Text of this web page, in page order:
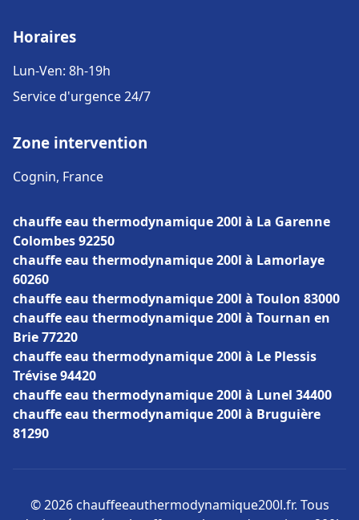
Horaires
Lun-Ven: 8h-19h
Service d'urgence 24/7
Zone intervention
Cognin, France
chauffe eau thermodynamique 200l à La Garenne
Colombes 92250
chauffe eau thermodynamique 200l à Lamorlaye
60260
chauffe eau thermodynamique 200l à Toulon 83000
chauffe eau thermodynamique 200l à Tournan en
Brie 77220
chauffe eau thermodynamique 200l à Le Plessis
Trévise 94420
chauffe eau thermodynamique 200l à Lunel 34400
chauffe eau thermodynamique 200l à Bruguière
81290
© 2026 chauffeeauthermodynamique200l.fr. Tous